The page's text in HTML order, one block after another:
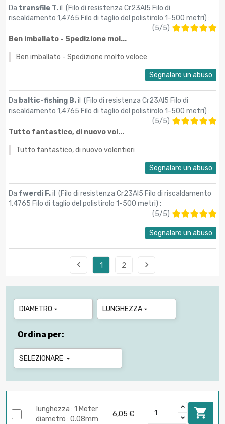
Da transfile T.il (Filo di resistenza Cr23Al5 Filo di
riscaldamento 1,4765 Filo di taglio del polistirolo 1-500 metri) :
(5/5)
Ben imballato - Spedizione mol...
Ben imballato - Spedizione molto veloce
Segnalare un abuso
Da baltic-fishing B.il (Filo di resistenza Cr23Al5 Filo di
riscaldamento 1,4765 Filo di taglio del polistirolo 1-500 metri) :
(5/5)
Tutto fantastico, di nuovo vol...
Tutto fantastico, di nuovo volentieri
Segnalare un abuso
Da fwerdi F.il (Filo di resistenza Cr23Al5 Filo di riscaldamento
1,4765 Filo di taglio del polistirolo 1-500 metri) :
(5/5)
Segnalare un abuso
 1 2 
DIAMETRO  LUNGHEZZA 
Ordina per:
SELEZIONARE 
lunghezza : 1 Meter
diametro : 0.08mm
6,05 € 